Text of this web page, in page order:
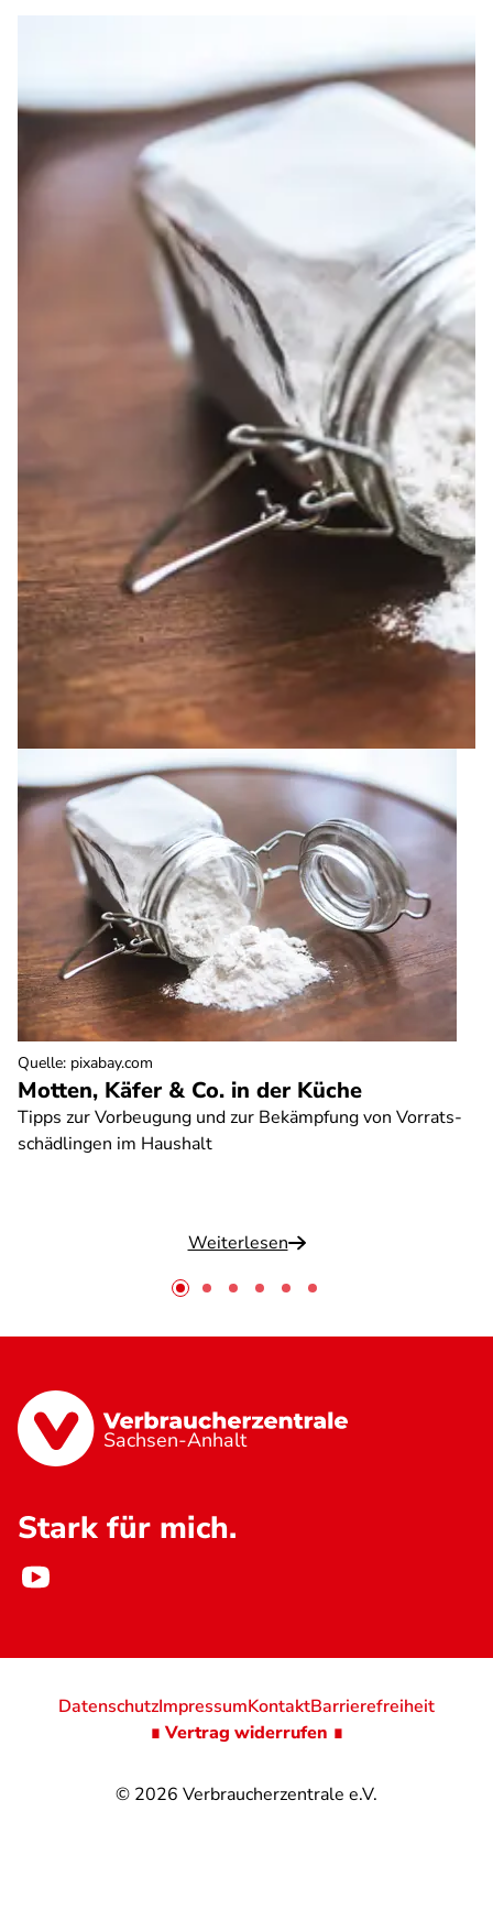
Motten, Käfer & Co. in der Küche
Tipps zur Vorbeugung und zur Bekämpfung von Vorrats-
schädlingen im Haushalt
Weiterlesen
Quelle: pixabay.com
Sachsen-Anhalt
Stark für mich.
© 2026 Verbraucherzentrale e.V.
DatenschutzImpressumKontaktBarrierefreiheit
∎ Vertrag widerrufen ∎